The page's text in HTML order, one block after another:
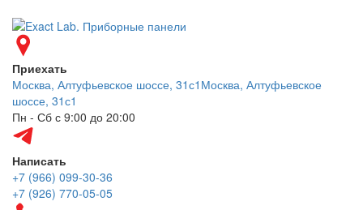
Приехать
Москва, Алтуфьевское шоссе, 31с1 Москва, Алтуфьевское
шоссе, 31с1
Пн - Сб с 9:00 до 20:00
Написать
+7 (966) 099-30-36
+7 (926) 770-05-05